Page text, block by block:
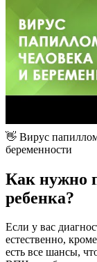
👋 Вирус
беременности
Как нужно
ребенка?
Если у вас
естественно,
есть все шансы,